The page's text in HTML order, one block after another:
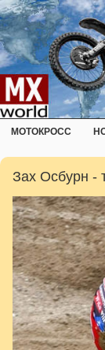
МОТОКРОСС
Зах Осбурн -